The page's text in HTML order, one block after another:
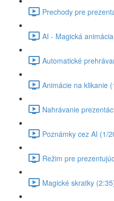
Prechody pre
AI - Magická
Automatické
Animácie na klikanie
Nahrávanie
Poznámky cez AI (1/
Režim pre
Magické skratky